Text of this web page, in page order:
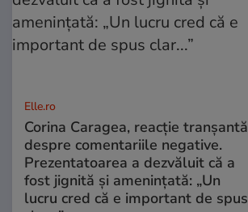
Elle.ro
Corina Caragea, reacție tranșantă
despre comentariile negative.
Prezentatoarea a dezvăluit că a
fost jignită și amenințată: „Un
lucru cred că e important de spus